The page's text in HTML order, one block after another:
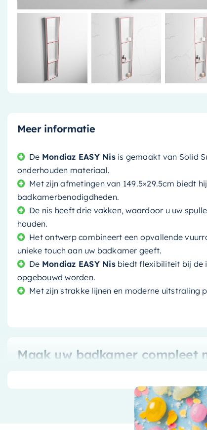
Meer informatie
De Mondiaz EASY Nisis gemaakt van Solid
onderhouden materiaal.
Met zijn afmetingen van 149.5×29.5cm biedt
badkamerbenodigdheden.
De nis heeft drie vakken, waardoor u uw
houden.
Het ontwerp combineert een opvallende
unieke touch aan uw badkamer geeft.
De Mondiaz EASY Nisbiedt flexibiliteit bij de
opgebouwd worden.
Met zijn strakke lijnen en moderne uitstraling
Maak uw badkamer compleet
biedt een perfecte
Solid Surface
badkamerervaring te verbeteren en uw ruimte